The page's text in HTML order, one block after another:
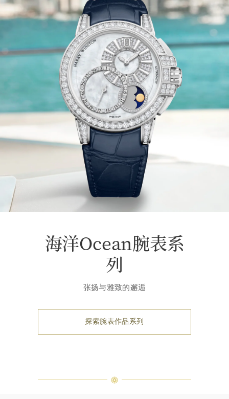
海洋Ocean腕表系
列
张扬与雅致的邂逅
探索腕表作品系列